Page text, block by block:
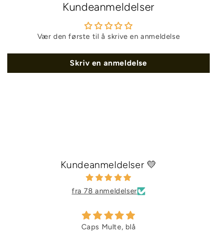
Kundeanmeldelser
Vær den første til å skrive en anmeldelse
Skriv en anmeldelse
Kundeanmeldelser 💛
fra 78 anmeldelser
Caps Multe, blå